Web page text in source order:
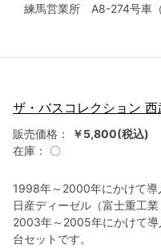
練馬営業所 A8-274号車
ザ・バスコレクション
販売価格：
￥5,800(税込)
在庫：
〇
1998年～2000年にかけて導
日産ディーゼル（富士重工
2003年～2005年にかけて導
台セットです。